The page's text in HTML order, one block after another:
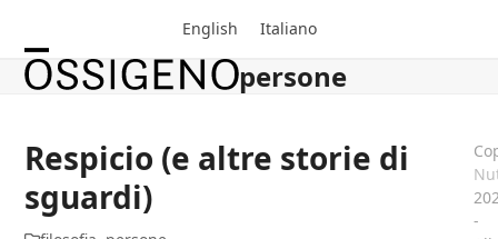
content
English Italiano
Open
menu
Close
menu
persone
Respicio (e altre storie di
sguardi)
-